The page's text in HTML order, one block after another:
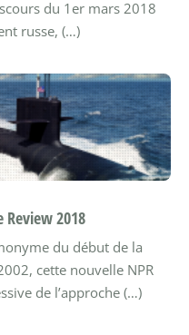
du 1er mars 2018
russe, (…)
Review 2018
du début de la
cette nouvelle NPR
de l’approche (…)